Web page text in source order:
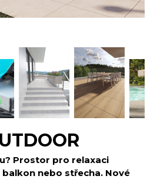
Prostor pro relaxaci
nebo střecha. Nové